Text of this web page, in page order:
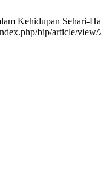
Kehidupan Sehari-
bip/article/view/